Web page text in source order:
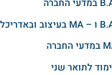
לתואר שני